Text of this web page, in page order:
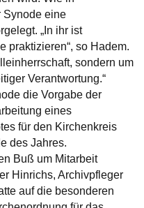
Synode eine
„In ihr ist
praktizieren“, so Hadem.
sondern um
Verantwortung.“
die Vorgabe der
eines
für den Kirchenkreis
des Jahres.
Buß um Mitarbeit
Hinrichs, Archivpfleger
auf die besonderen